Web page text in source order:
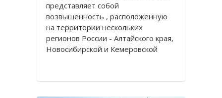
представляет собой
возвышенность , расположенную
на территории нескольких
регионов России - Алтайского края,
Новосибирской и Кемеровской
Кряж берет свое начало у гор Алтая